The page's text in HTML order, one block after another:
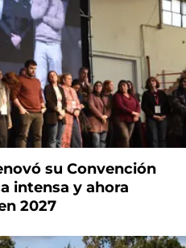
su Convención
intensa y ahora
2027